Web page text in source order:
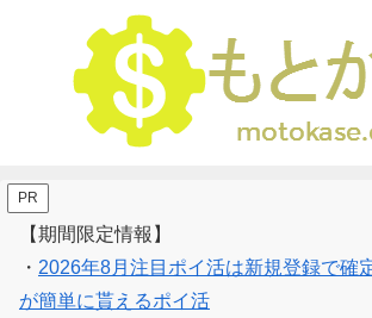
PR
【期間限定情報】
・ 2026年8月注目ポイ活は新規登録で確
が簡単に貰えるポイ活